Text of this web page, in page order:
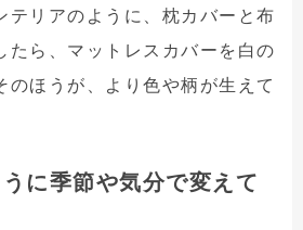
テリアのように、枕カバーと布
たら、マットレスカバーを白の
のほうが、より色や柄が生えて
に季節や気分で変えて